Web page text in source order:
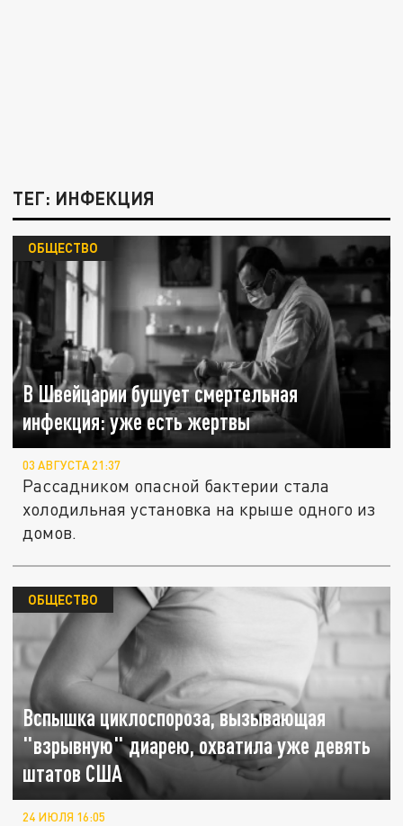
ТЕГ: ИНФЕКЦИЯ
В Швейцарии бушует смертельная
инфекция: уже есть жертвы
ОБЩЕСТВО
03 АВГУСТА 21:37
Рассадником опасной бактерии стала
холодильная установка на крыше одного из
домов.
Вспышка циклоспороза, вызывающая
"взрывную" диарею, охватила уже девять
штатов США
ОБЩЕСТВО
24 ИЮЛЯ 16:05